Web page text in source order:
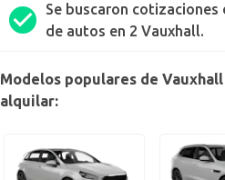
check_circle
Se buscaron cotizaciones
de autos en 2 Vauxhall.
Modelos populares de
alquilar: